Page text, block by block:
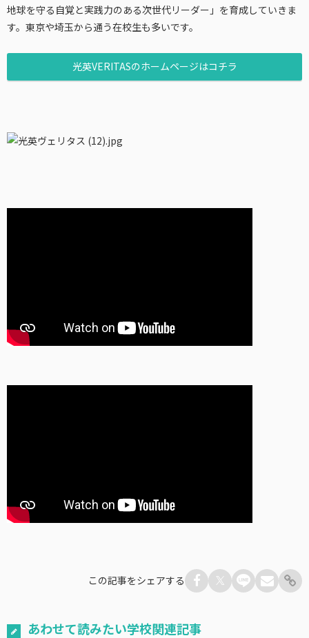
地球を守る自覚と実践力のある次世代リーダー」を育成していきま
す。東京や埼玉から通う在校生も多いです。
光英VERITASのホームページはコチラ
この記事をシェアする
あわせて読みたい学校関連記事